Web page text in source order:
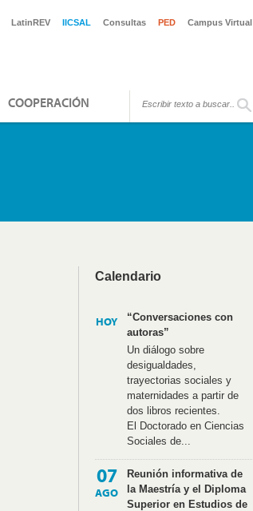
LatinREV IICSAL Consultas PED Campus Virtual
COOPERACIÓN
Calendario
HOY
“Conversaciones con
autoras”
Un diálogo sobre
desigualdades,
trayectorias sociales y
maternidades a partir de
dos libros recientes.
El Doctorado en Ciencias
Sociales de...
07
AGO
Reunión informativa de
la Maestría y el Diploma
Superior en Estudios de